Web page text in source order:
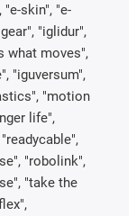
skin", "e-
"iglidur",
what moves",
"iguversum",
"motion
life",
"robolink",
"take the